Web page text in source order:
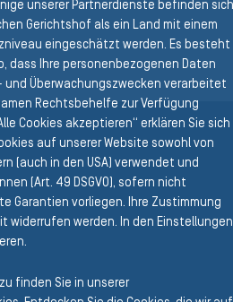
unserer Partnerdienste befinden sich
Gerichtshof als ein Land mit einem
eingeschätzt werden. Es besteht
dass Ihre personenbezogenen Daten
und Überwachungszwecken verarbeitet
Rechtsbehelfe zur Verfügung
Cookies akzeptieren“ erklären Sie sich
auf unserer Website sowohl von
(auch in den USA) verwendet und
(Art. 49 DSGVO), sofern nicht
Garantien vorliegen. Ihre Zustimmung
widerrufen werden. In den Einstellungen
finden Sie in unserer